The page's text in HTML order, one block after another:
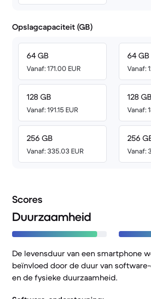
Opslagcapaciteit (GB)
64 GB
Vanaf: 171.00 EUR
128 GB
Vanaf: 191.15 EUR
256 GB
Vanaf: 335.03 EUR
64 GB
Vanaf:
128 GB
Vanaf:
256
Vanaf:
Scores
Duurzaamheid
De levensduur van een smartphone
beïnvloed door de duur van
en de fysieke duurzaamheid.